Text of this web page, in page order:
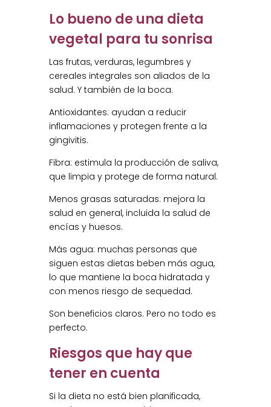
Lo bueno de una dieta
vegetal para tu sonrisa
Las frutas, verduras, legumbres y
cereales integrales son aliados de la
salud. Y también de la boca.
Antioxidantes: ayudan a reducir
inflamaciones y protegen frente a la
gingivitis.
Fibra: estimula la producción de saliva,
que limpia y protege de forma natural.
Menos grasas saturadas: mejora la
salud en general, incluida la salud de
encías y huesos.
Más agua: muchas personas que
siguen estas dietas beben más agua,
lo que mantiene la boca hidratada y
con menos riesgo de sequedad.
Son beneficios claros. Pero no todo es
perfecto.
Riesgos que hay que
tener en cuenta
Si la dieta no está bien planificada,